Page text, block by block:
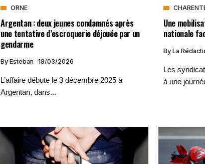
ORNE
Argentan : deux jeunes condamnés après
une tentative d’escroquerie déjouée par un
gendarme
By Esteban 18/03/2026
L’affaire débute le 3 décembre 2025 à
Argentan, dans...
Une
nationale
By La
Les
à une